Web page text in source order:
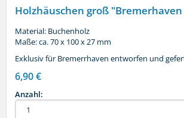
Holzhäuschen groß
Material: Buchenholz
Maße: ca. 70 x 100 x 27 mm
Exklusiv für Bremerrhaven entworfen und
6,90 €
Anzahl: